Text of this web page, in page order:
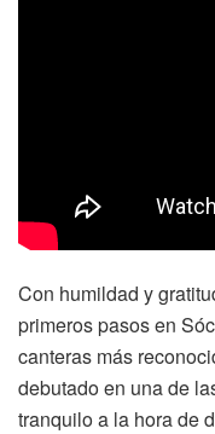
Con humildad y
primeros pasos en
canteras más
debutado en una de
tranquilo a la hora de